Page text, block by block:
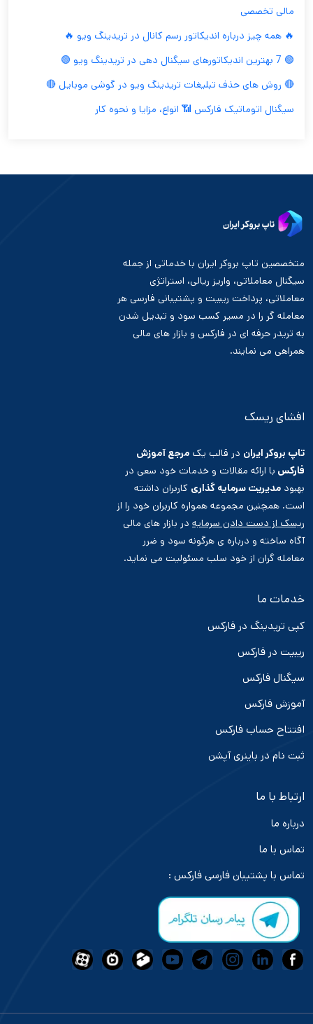
مالی تخصصی
🔥 همه چیز درباره اندیکاتور رسم کانال در تریدینگ ویو 🔥
🟢 7 بهترین اندیکاتورهای سیگنال دهی در تریدینگ ویو 🟢
🔴 روش های حذف تبلیغات تریدینگ ویو در گوشی موبایل 🔴
سیگنال اتوماتیک فارکس 📶 انواع، مزایا و نحوه کار
متخصصین تاپ بروکر ایران با خدماتی از جمله
سیگنال معاملاتی، واریز ریالی، استراتژی
معاملاتی، پرداخت ریبیت و پشتیبانی فارسی هر
معامله گر را در مسیر کسب سود و تبدیل شدن
به تریدر حرفه ای در فارکس و بازار های مالی
همراهی می نمایند.
افشای ریسک
تاپ بروکر ایران در قالب یک مرجع آموزش
فارکس با ارائه مقالات و خدمات خود سعی در
بهبود مدیریت سرمایه گذاری کاربران داشته
است. همچنین مجموعه همواره کاربران خود را از
ریسک از دست دادن سرمایه در بازار های مالی
آگاه ساخته و درباره ی هرگونه سود و ضرر
معامله گران از خود سلب مسئولیت می نماید.
خدمات ما
کپی تریدینگ در فارکس
ریبیت در فارکس
سیگنال فارکس
آموزش فارکس
افتتاح حساب فارکس
ثبت نام در باینری آپشن
ارتباط با ما
درباره ما
تماس با ما
تماس با پشتیبان فارسی فارکس :